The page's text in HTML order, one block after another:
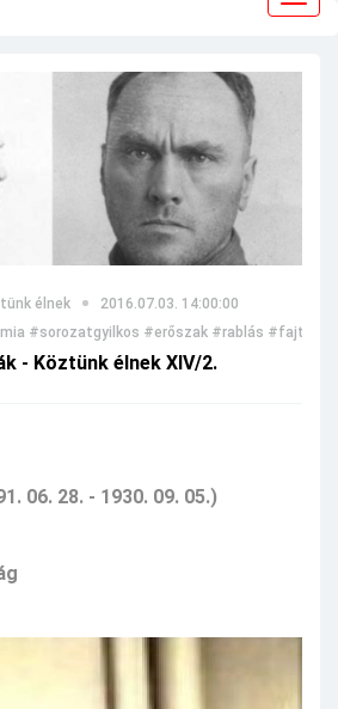
élnek
2016.07.03. 14:00:00
#sorozatgyilkos #erőszak #rablás
- Köztünk élnek XIV/2.
06. 28. - 1930. 09. 05.)